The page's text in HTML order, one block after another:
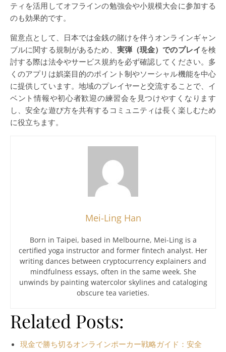
ティを活用してオフラインの勉強会や小規模大会に参加する
のも効果的です。
留意点として、日本では金銭の賭けを伴うオンラインギャン
ブルに関する規制があるため、 実弾（現金）でのプレイ を検
討する際は法令やサービス規約を必ず確認してください。多
くのアプリは娯楽目的のポイント制やソーシャル機能を中心
に提供しています。地域のプレイヤーと交流することで、イ
ベント情報や初心者歓迎の練習会を見つけやすくなります
し、安全な遊び方を共有するコミュニティは長く楽しむため
に役立ちます。
Mei-Ling Han
Born in Taipei, based in Melbourne, Mei-Ling is a
certified yoga instructor and former fintech analyst. Her
writing dances between cryptocurrency explainers and
mindfulness essays, often in the same week. She
unwinds by painting watercolor skylines and cataloging
obscure tea varieties.
Related Posts:
現金で勝ち切るオンラインポーカー戦略ガイド：安全